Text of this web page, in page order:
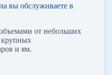
вы обслуживаете в
от небольших
крупных
и ям.